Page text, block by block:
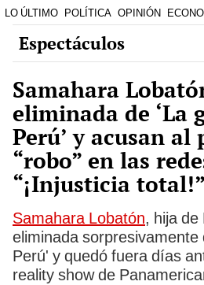
LO ÚLTIMO POLÍTICA OPINIÓN
Espectáculos
Samahara
eliminada de ‘La
Perú’ y acusan al
“robo” en las
“¡Injusticia total!”
Samahara Lobatón, hija de
eliminada sorpresivamente
Perú' y quedó fuera días
reality show de